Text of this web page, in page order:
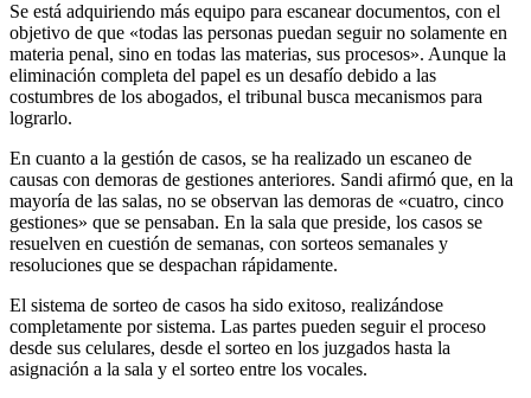
Se está adquiriendo más equipo para escanear documentos, con el
objetivo de que «todas las personas puedan seguir no solamente en
materia penal, sino en todas las materias, sus procesos». Aunque la
eliminación completa del papel es un desafío debido a las
costumbres de los abogados, el tribunal busca mecanismos para
lograrlo.
En cuanto a la gestión de casos, se ha realizado un escaneo de
causas con demoras de gestiones anteriores. Sandi afirmó que, en la
mayoría de las salas, no se observan las demoras de «cuatro, cinco
gestiones» que se pensaban. En la sala que preside, los casos se
resuelven en cuestión de semanas, con sorteos semanales y
resoluciones que se despachan rápidamente.
El sistema de sorteo de casos ha sido exitoso, realizándose
completamente por sistema. Las partes pueden seguir el proceso
desde sus celulares, desde el sorteo en los juzgados hasta la
asignación a la sala y el sorteo entre los vocales.